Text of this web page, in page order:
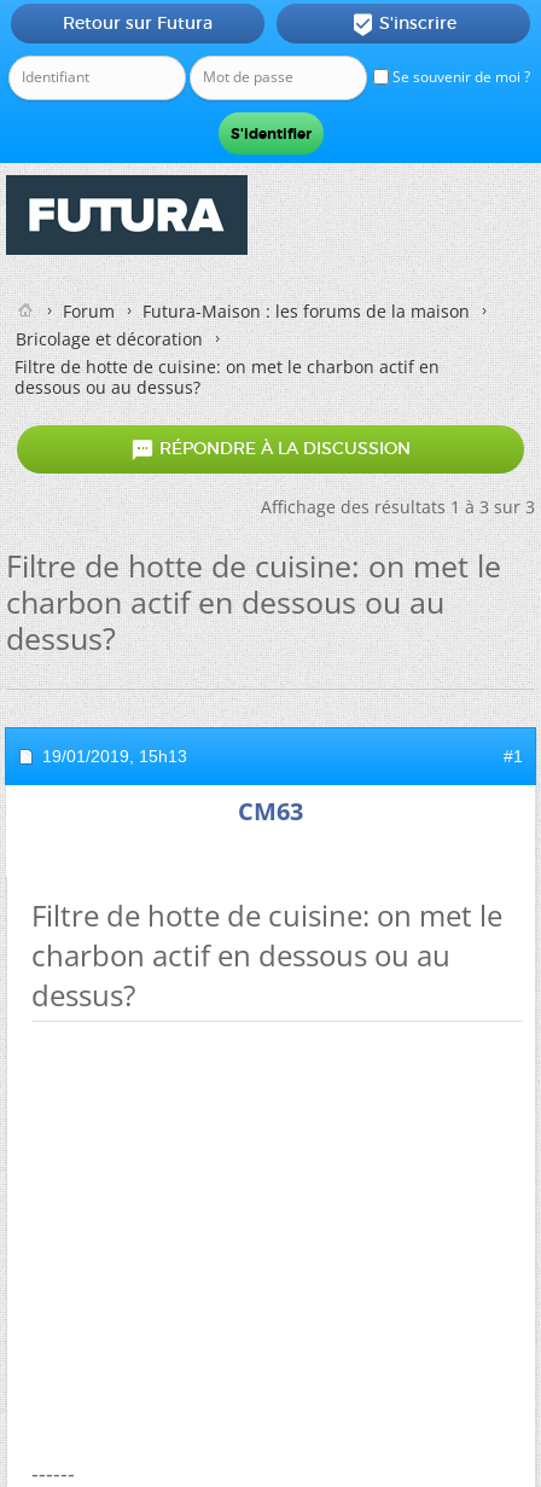
Se souvenir de moi ?
Retour sur Futura  S'inscrire
Forum
Futura-Maison : les forums de la maison
Bricolage et décoration
Filtre de hotte de cuisine: on met le charbon actif en
dessous ou au dessus?
 RÉPONDRE À LA DISCUSSION
Affichage des résultats 1 à 3 sur 3
Filtre de hotte de cuisine: on met le
charbon actif en dessous ou au
dessus?
19/01/2019, 15h13 #1
CM63
Filtre de hotte de cuisine: on met le
charbon actif en dessous ou au
dessus?
------